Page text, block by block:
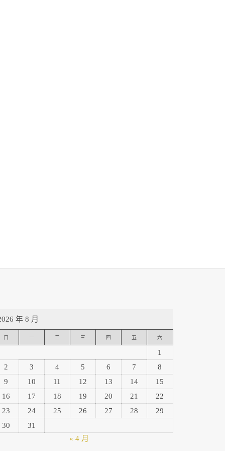
年 8 月
日 一 二 三 四 五 六
1
2
3 4 5 6 7
8
9
10 11 12 13 14
15
16
17 18 19 20 21
22
23
24 25 26 27 28
29
30
31
« 4 月